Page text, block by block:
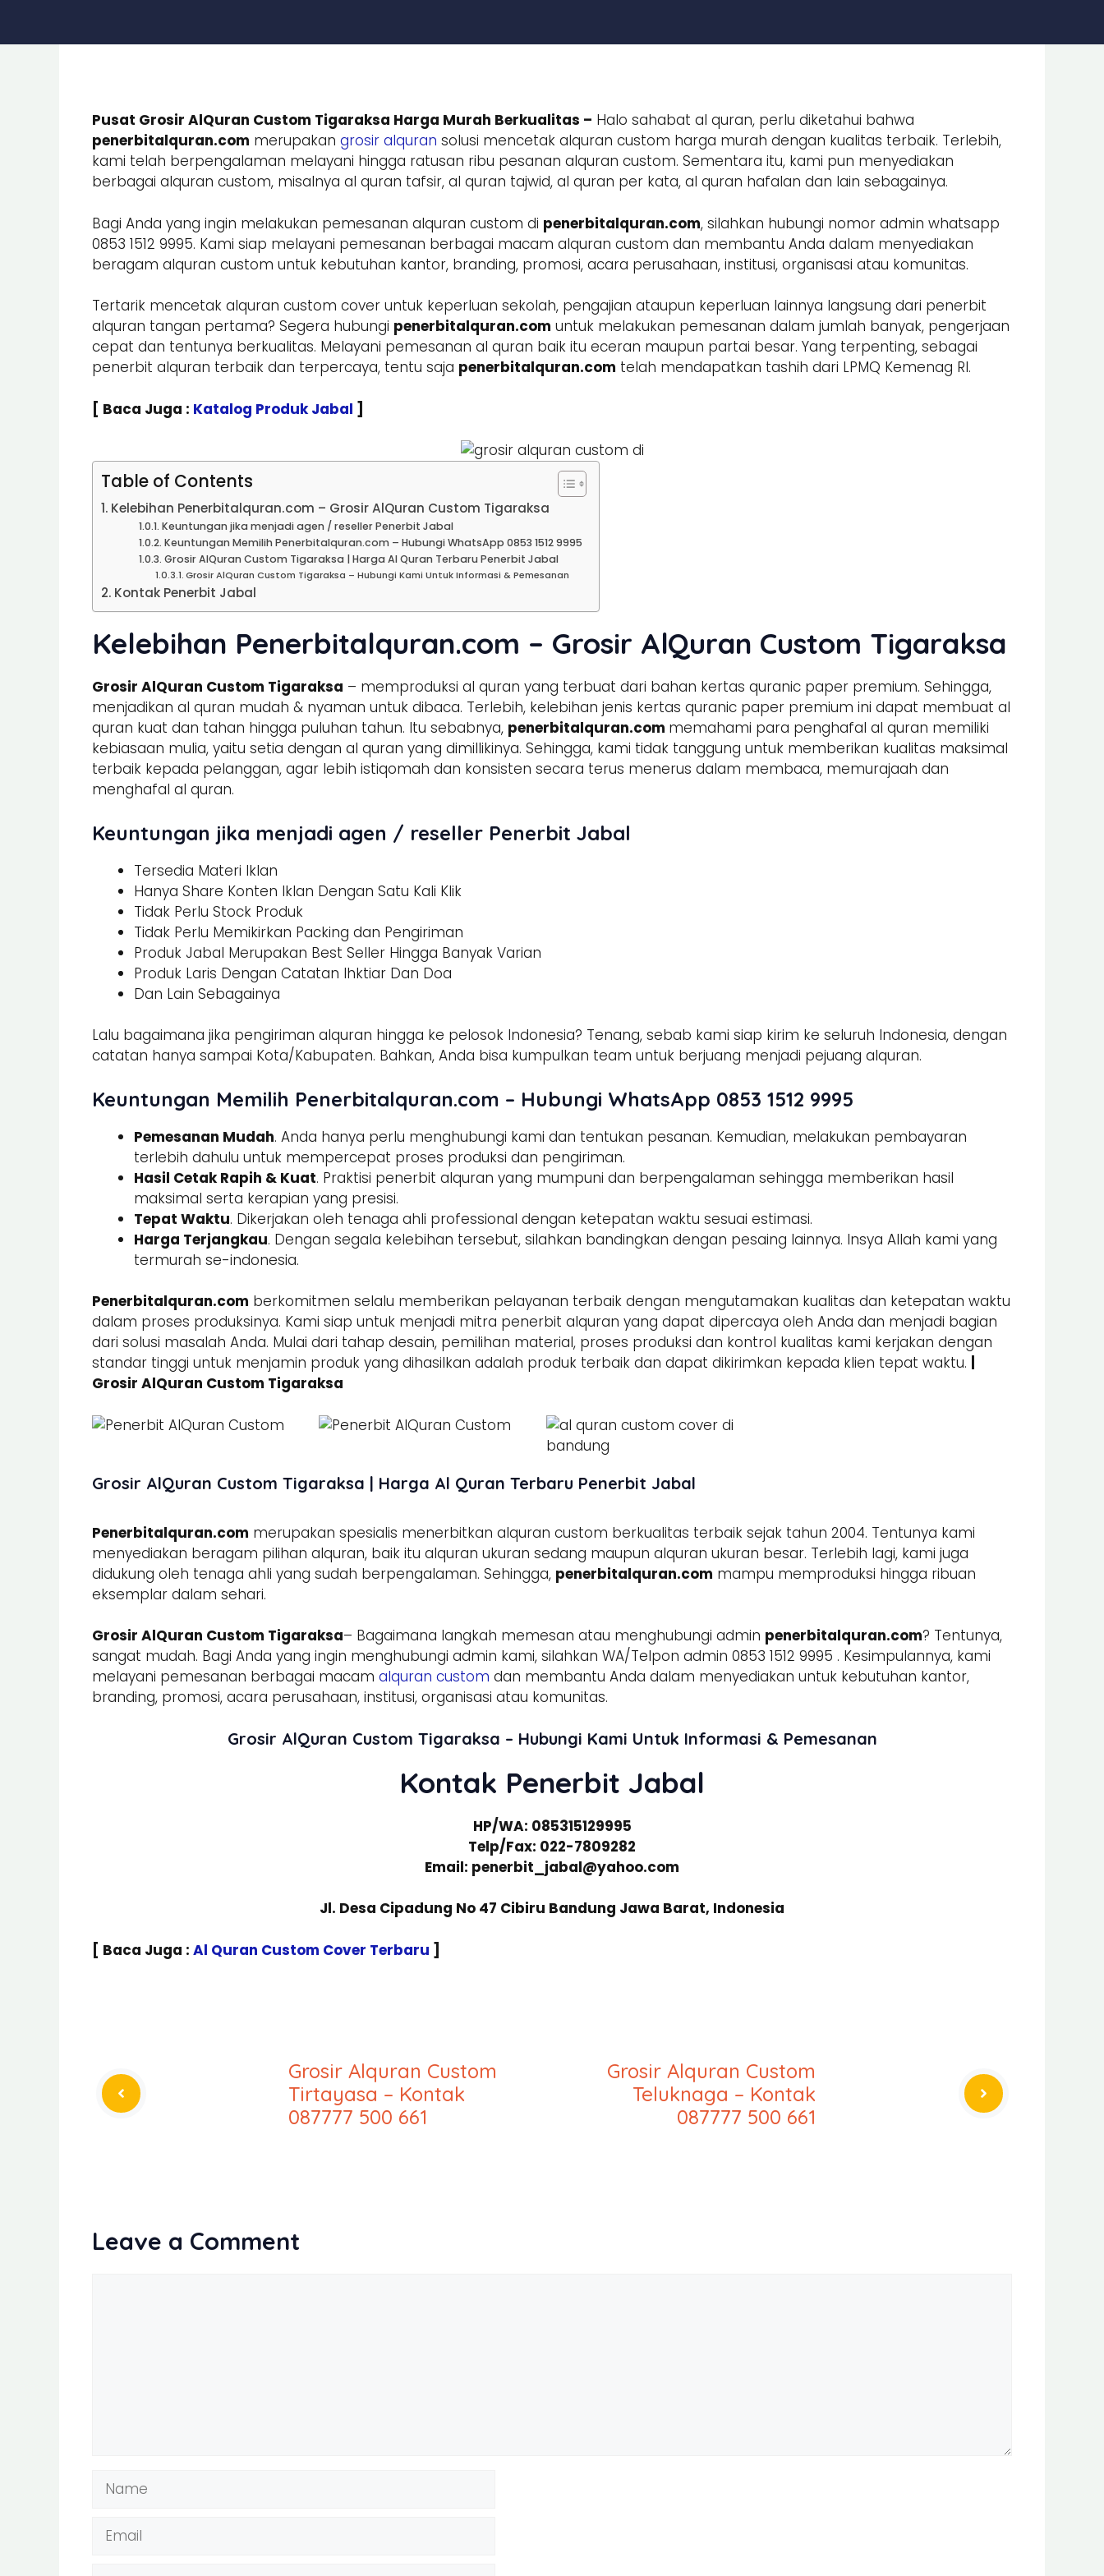
Pusat Grosir AlQuran Custom Tigaraksa Harga Murah Berkualitas – Halo sahabat al quran, perlu diketahui bahwa
penerbitalquran.com merupakan grosir alquran solusi mencetak alquran custom harga murah dengan kualitas terbaik. Terlebih,
kami telah berpengalaman melayani hingga ratusan ribu pesanan alquran custom. Sementara itu, kami pun menyediakan
berbagai alquran custom, misalnya al quran tafsir, al quran tajwid, al quran per kata, al quran hafalan dan lain sebagainya.
Bagi Anda yang ingin melakukan pemesanan alquran custom di penerbitalquran.com, silahkan hubungi nomor admin whatsapp
0853 1512 9995. Kami siap melayani pemesanan berbagai macam alquran custom dan membantu Anda dalam menyediakan
beragam alquran custom untuk kebutuhan kantor, branding, promosi, acara perusahaan, institusi, organisasi atau komunitas.
Tertarik mencetak alquran custom cover untuk keperluan sekolah, pengajian ataupun keperluan lainnya langsung dari penerbit
alquran tangan pertama? Segera hubungi penerbitalquran.com untuk melakukan pemesanan dalam jumlah banyak, pengerjaan
cepat dan tentunya berkualitas. Melayani pemesanan al quran baik itu eceran maupun partai besar. Yang terpenting, sebagai
penerbit alquran terbaik dan terpercaya, tentu saja penerbitalquran.com telah mendapatkan tashih dari LPMQ Kemenag RI.
[ Baca Juga : Katalog Produk Jabal ]
Table of Contents
Kelebihan Penerbitalquran.com – Grosir AlQuran Custom Tigaraksa
Keuntungan jika menjadi agen / reseller Penerbit Jabal
Keuntungan Memilih Penerbitalquran.com – Hubungi WhatsApp 0853 1512 9995
Grosir AlQuran Custom Tigaraksa | Harga Al Quran Terbaru Penerbit Jabal
Grosir AlQuran Custom Tigaraksa – Hubungi Kami Untuk Informasi & Pemesanan
Kontak Penerbit Jabal
Kelebihan Penerbitalquran.com – Grosir AlQuran Custom Tigaraksa
Grosir AlQuran Custom Tigaraksa – memproduksi al quran yang terbuat dari bahan kertas quranic paper premium. Sehingga,
menjadikan al quran mudah & nyaman untuk dibaca. Terlebih, kelebihan jenis kertas quranic paper premium ini dapat membuat al
quran kuat dan tahan hingga puluhan tahun. Itu sebabnya, penerbitalquran.com memahami para penghafal al quran memiliki
kebiasaan mulia, yaitu setia dengan al quran yang dimillikinya. Sehingga, kami tidak tanggung untuk memberikan kualitas maksimal
terbaik kepada pelanggan, agar lebih istiqomah dan konsisten secara terus menerus dalam membaca, memurajaah dan
menghafal al quran.
Keuntungan jika menjadi agen / reseller Penerbit Jabal
Tersedia Materi Iklan
Hanya Share Konten Iklan Dengan Satu Kali Klik
Tidak Perlu Stock Produk
Tidak Perlu Memikirkan Packing dan Pengiriman
Produk Jabal Merupakan Best Seller Hingga Banyak Varian
Produk Laris Dengan Catatan Ihktiar Dan Doa
Dan Lain Sebagainya
Lalu bagaimana jika pengiriman alquran hingga ke pelosok Indonesia? Tenang, sebab kami siap kirim ke seluruh Indonesia, dengan
catatan hanya sampai Kota/Kabupaten. Bahkan, Anda bisa kumpulkan team untuk berjuang menjadi pejuang alquran.
Keuntungan Memilih Penerbitalquran.com – Hubungi WhatsApp 0853 1512 9995
Pemesanan Mudah. Anda hanya perlu menghubungi kami dan tentukan pesanan. Kemudian, melakukan pembayaran
terlebih dahulu untuk mempercepat proses produksi dan pengiriman.
Hasil Cetak Rapih & Kuat. Praktisi penerbit alquran yang mumpuni dan berpengalaman sehingga memberikan hasil
maksimal serta kerapian yang presisi.
Tepat Waktu. Dikerjakan oleh tenaga ahli professional dengan ketepatan waktu sesuai estimasi.
Harga Terjangkau. Dengan segala kelebihan tersebut, silahkan bandingkan dengan pesaing lainnya. Insya Allah kami yang
termurah se-indonesia.
Penerbitalquran.com berkomitmen selalu memberikan pelayanan terbaik dengan mengutamakan kualitas dan ketepatan waktu
dalam proses produksinya. Kami siap untuk menjadi mitra penerbit alquran yang dapat dipercaya oleh Anda dan menjadi bagian
dari solusi masalah Anda. Mulai dari tahap desain, pemilihan material, proses produksi dan kontrol kualitas kami kerjakan dengan
standar tinggi untuk menjamin produk yang dihasilkan adalah produk terbaik dan dapat dikirimkan kepada klien tepat waktu.
Grosir AlQuran Custom Tigaraksa
Grosir AlQuran Custom Tigaraksa | Harga Al Quran Terbaru Penerbit Jabal
Penerbitalquran.com merupakan spesialis menerbitkan alquran custom berkualitas terbaik sejak tahun 2004. Tentunya kami
menyediakan beragam pilihan alquran, baik itu alquran ukuran sedang maupun alquran ukuran besar. Terlebih lagi, kami juga
didukung oleh tenaga ahli yang sudah berpengalaman. Sehingga, penerbitalquran.com mampu memproduksi hingga ribuan
eksemplar dalam sehari.
Grosir AlQuran Custom Tigaraksa– Bagaimana langkah memesan atau menghubungi admin penerbitalquran.com? Tentunya,
sangat mudah. Bagi Anda yang ingin menghubungi admin kami, silahkan WA/Telpon admin 0853 1512 9995 . Kesimpulannya, kami
melayani pemesanan berbagai macam alquran custom dan membantu Anda dalam menyediakan untuk kebutuhan kantor,
branding, promosi, acara perusahaan, institusi, organisasi atau komunitas.
Grosir AlQuran Custom Tigaraksa – Hubungi Kami Untuk Informasi & Pemesanan
Kontak Penerbit Jabal
HP/WA: 085315129995
Telp/Fax: 022-7809282
Email: penerbit_jabal@yahoo.com
Jl. Desa Cipadung No 47 Cibiru Bandung Jawa Barat, Indonesia
[ Baca Juga : Al Quran Custom Cover Terbaru ]
Grosir Alquran Custom
Tirtayasa – Kontak
087777 500 661
Grosir Alquran Custom
Teluknaga – Kontak
087777 500 661
Leave a Comment
Name
Email